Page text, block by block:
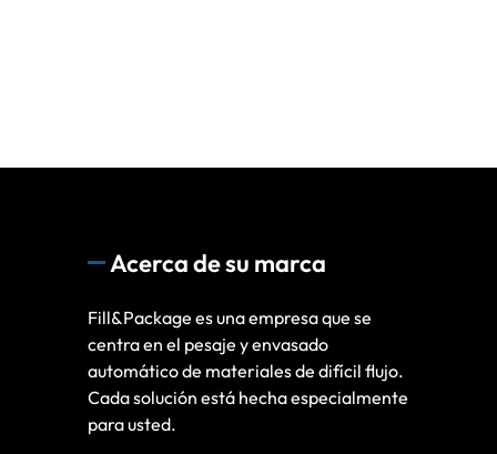
Acerca de su marca
Fill&Package es una empresa que se
centra en el pesaje y envasado
automático de materiales de difícil flujo.
Cada solución está hecha especialmente
para usted.